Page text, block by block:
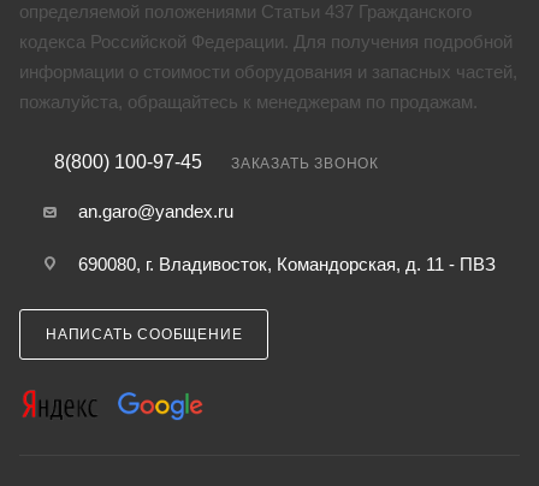
определяемой положениями Статьи 437 Гражданского
кодекса Российской Федерации. Для получения подробной
информации о стоимости оборудования и запасных частей,
пожалуйста, обращайтесь к менеджерам по продажам.
8(800) 100-97-45 ЗАКАЗАТЬ ЗВОНОК
an.garo@yandex.ru
690080, г. Владивосток, Командорская, д. 11 - ПВЗ
НАПИСАТЬ СООБЩЕНИЕ